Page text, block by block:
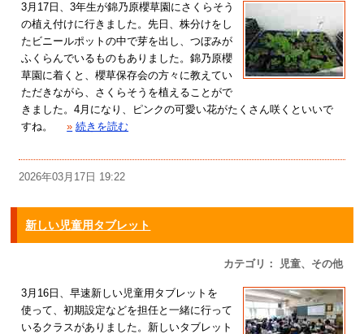
3月17日、3年生が錦乃原櫻草園にさくらそう
の植え付けに行きました。先日、株分けをし
たビニールポットの中で芽を出し、つぼみが
ふくらんでいるものもありました。錦乃原櫻
草園に着くと、櫻草保存会の方々に教えてい
ただきながら、さくらそうを植えることがで
きました。4月になり、ピンクの可愛い花がたくさん咲くといいで
すね。
» 続きを読む
2026年03月17日 19:22
新しい児童用タブレット
カテゴリ： 児童、その他
3月16日、早速新しい児童用タブレットを
使って、初期設定などを担任と一緒に行って
いるクラスがありました。新しいタブレット